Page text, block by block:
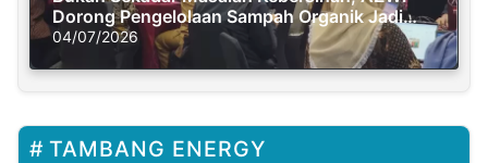
Dorong Pengelolaan Sampah Organik Jadi
Solusi Krisis Iklim
04/07/2026
TAMBANG ENERGY